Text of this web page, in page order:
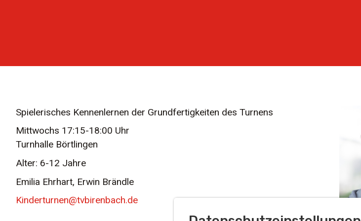
Spielerisches Kennenlernen der Grundfertigkeiten des Turnens
Mittwochs 17:15-18:00 Uhr
Turnhalle Börtlingen
Alter: 6-12 Jahre
Emilia Ehrhart, Erwin Brändle
Kinderturnen@tvbirenbach.de